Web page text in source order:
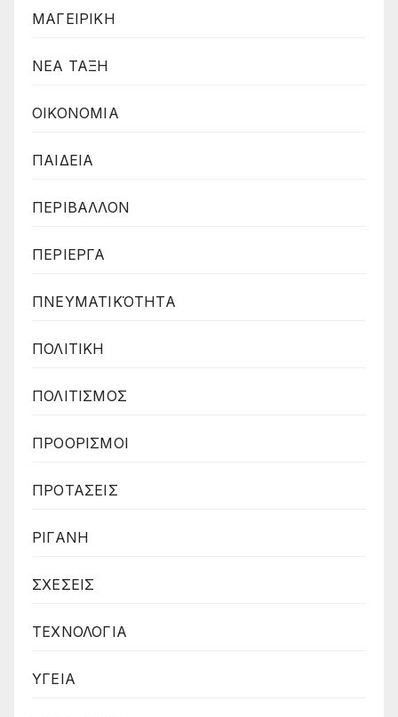
ΜΑΓΕΙΡΙΚΗ
ΝΕΑ ΤΑΞΗ
ΟΙΚΟΝΟΜΙΑ
ΠΑΙΔΕΙΑ
ΠΕΡΙΒΑΛΛΟΝ
ΠΕΡΙΕΡΓΑ
ΠΝΕΥΜΑΤΙΚΌΤΗΤΑ
ΠΟΛΙΤΙΚΗ
ΠΟΛΙΤΙΣΜΟΣ
ΠΡΟΟΡΙΣΜΟΙ
ΠΡΟΤΑΣΕΙΣ
ΡΙΓΑΝΗ
ΣΧΕΣΕΙΣ
ΤΕΧΝΟΛΟΓΙΑ
ΥΓΕΙΑ